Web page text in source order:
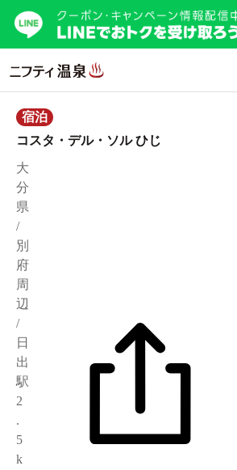
宿泊
コスタ・デル・ソル ひじ
大
分
県
/
別
府
周
辺
/
日
出
駅
2
.
5
k